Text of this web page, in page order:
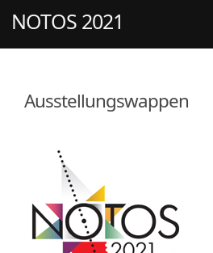
NOTOS 2021
Ausstellungswappen